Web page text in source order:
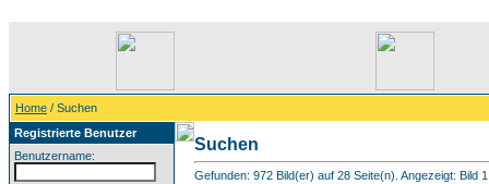
Home / Suchen
Registrierte Benutzer
Benutzername:
Suchen
Gefunden: 972 Bild(er) auf 28 Seite(n). Angezeigt: Bild